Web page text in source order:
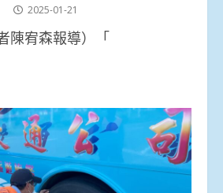
2025-01-21
陳宥森報導）「